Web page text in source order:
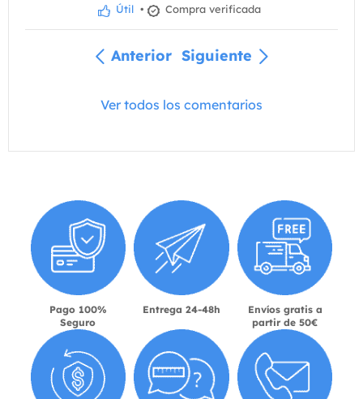
Útil • Compra verificada
Anterior Siguiente
Ver todos los comentarios
Pago 100%
Seguro
Entrega 24-48h
Envíos gratis a
partir de 50€